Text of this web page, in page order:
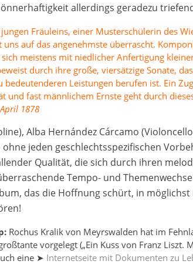
allerdings geradezu
Fräuleins, einer Musterschülerin des
auf das angenehmste überrascht.
meistens mit niedlicher Anfertigung
durch ihre große, viersätzige Sonate,
Leistungen berufen ist. Ein
und fast männlichem Ernste geht durch
1878
Alba Hernández Cárcamo
jeden geschlechtsspezifischen
Qualität, die sich durch ihren
Tempo- und
das die Hoffnung schürt, in
Rochus Kralik von Meyrswalden hat im
vorgelegt („Ein Kuss von Franz Liszt.
eine ➤ Internetseite mit Dokumenten zu